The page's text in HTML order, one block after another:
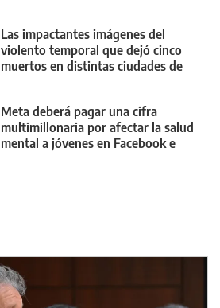
Las impactantes imágenes del
violento temporal que dejó cinco
muertos en distintas ciudades de
Meta deberá pagar una cifra
multimillonaria por afectar la salud
mental a jóvenes en Facebook e